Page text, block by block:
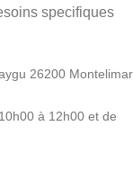
specifiques
26200 Montelimar
à 12h00 et de